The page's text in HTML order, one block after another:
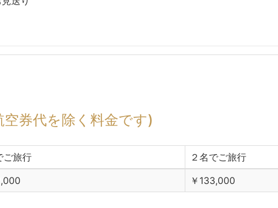
券代を除く料金です)
ご旅行
２名でご旅行
￥133,000